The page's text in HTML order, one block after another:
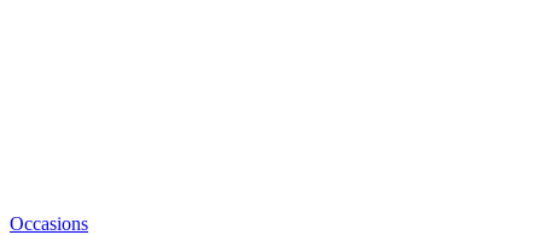
Occasions